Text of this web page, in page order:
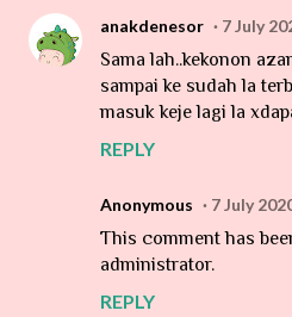
anakdenesor 7 July
Sama lah..kekonon
sampai ke sudah la
masuk keje lagi la
REPLY
Anonymous 7 July
This comment has
administrator.
REPLY